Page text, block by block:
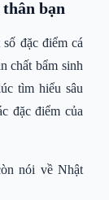
bạn
đặc điểm cá
chất bẩm sinh
tìm hiểu sâu
đặc điểm của
nói về Nhật